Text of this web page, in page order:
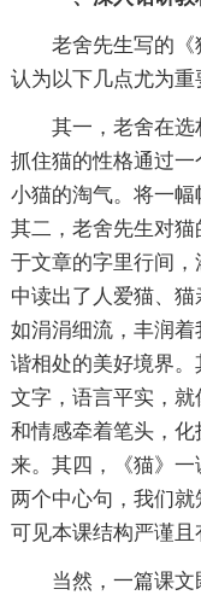
老舍先生写的
认为以下几点尤为重
其一，老舍在
抓住猫的性格通过
小猫的淘气。将一幅
其二，老舍先生对
于文章的字里行间
中读出了人爱猫、
如涓涓细流，丰润
谐相处的美好境界
文字，语言平实，
和情感牵着笔头，
来。其四，《猫》
两个中心句，我们就
可见本课结构严谨且
当然，一篇课